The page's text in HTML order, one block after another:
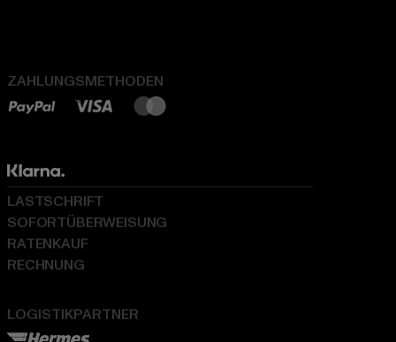
ZAHLUNGSMETHODEN
LOGISTIKPARTNER
LASTSCHRIFT
SOFORTÜBERWEISUNG
RATENKAUF
RECHNUNG